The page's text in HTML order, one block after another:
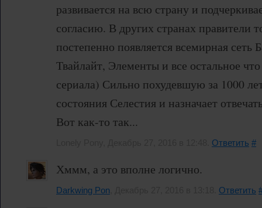
развивается на всю страну и
согласию. В других странах правители
постепенно появляется всемирная
Твайлайт, Элементы и все остальное
сериала) Сильно похудевшую за 1000
состояния Селестия и назначает
Вот как-то так...
Ответить #
Хммм, а это вполне логично.
Darkwing Pon Ответить